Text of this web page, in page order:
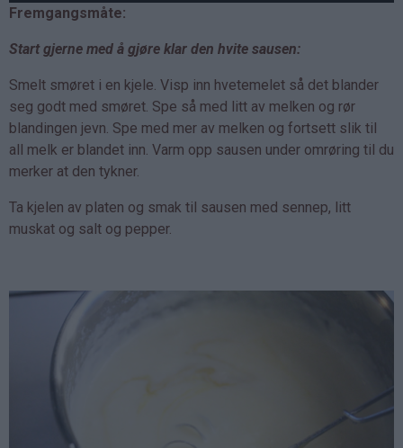
Fremgangsmåte:
Start gjerne med å gjøre klar den hvite sausen:
Smelt smøret i en kjele. Visp inn hvetemelet så det blander
seg godt med smøret. Spe så med litt av melken og rør
blandingen jevn. Spe med mer av melken og fortsett slik til
all melk er blandet inn. Varm opp sausen under omrøring til du
merker at den tykner.
Ta kjelen av platen og smak til sausen med sennep, litt
muskat og salt og pepper.